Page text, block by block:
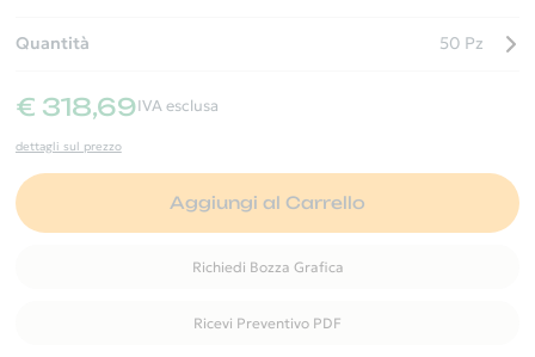
Quantità 50 Pz
€ 318,69IVA esclusa
dettagli sul prezzo
Aggiungi al Carrello
Richiedi Bozza Grafica
Ricevi Preventivo PDF